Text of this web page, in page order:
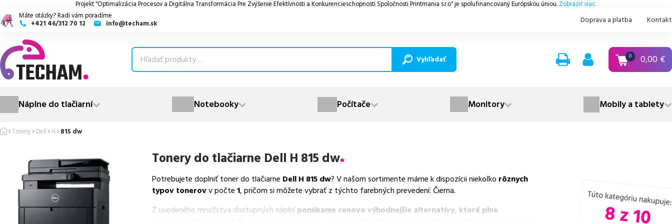
Projekt "Optimalizácia Procesov a Digitálna Transformácia Pre Zvýšenie Efektívnosti a Konkurencieschopnosti Spoločnosti Printmania s.r.o" je spolufinancovaný Európskou úniou. Zobraziť viac.
Máte otázky? Radi vám poradíme
+421 46/312 70 12
info@techam.sk Doprava a platba Kontakt
Vyhľadať 0 0,00 €
Náplne do tlačiarní Notebooky Počítače Monitory Mobily a tablety
Tonery Dell H 815 dw
Tonery do tlačiarne Dell H 815 dw
Potrebujete doplniť toner do tlačiarne Dell H 815 dw? V našom sortimente máme k dispozícii niekoľko rôznych
typov tonerovv počte 1, pričom si môžete vybrať z týchto farebných prevedení: Čierna.
Z uvedeného množstva dostupných náplníponúkame cenovo výhodnejšie alternatívy, ktoré plne